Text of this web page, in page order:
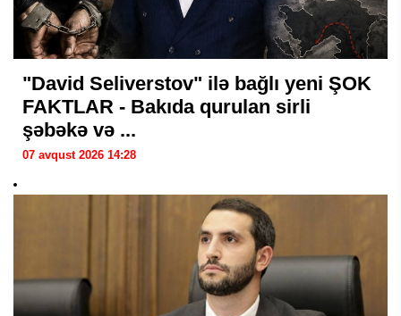
"David Seliverstov" ilə bağlı yeni ŞOK
FAKTLAR - Bakıda qurulan sirli
şəbəkə və ...
07 avqust 2026 14:28